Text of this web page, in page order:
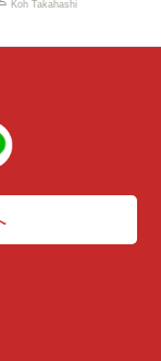
Koh Takahashi